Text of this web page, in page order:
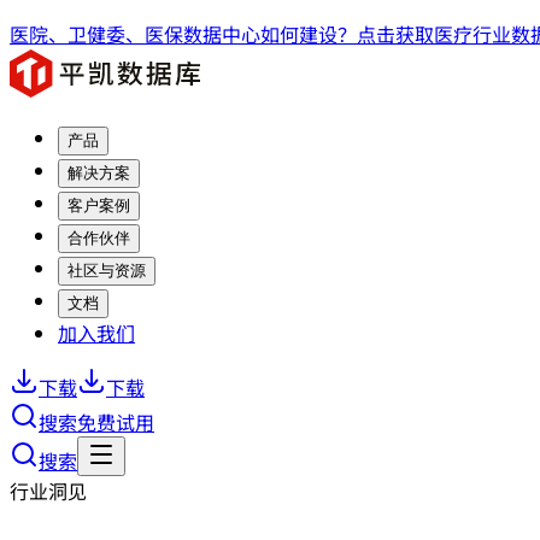
医院、卫健委、医保数据中心如何建设？点击获取医疗行业
产品
解决方案
客户案例
合作伙伴
社区与资源
文档
加入我们
下载
下载
搜索免费试用
搜索
行业洞见